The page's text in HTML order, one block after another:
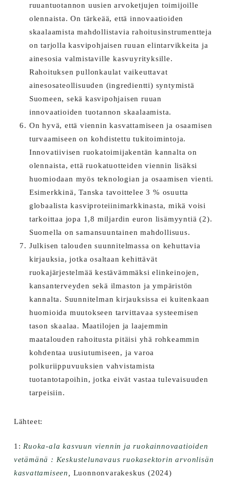
ruuantuotannon uusien arvoketjujen toimijoille
olennaista. On tärkeää, että innovaatioiden
skaalaamista mahdollistavia rahoitusinstrumentteja
on tarjolla kasvipohjaisen ruuan elintarvikkeita ja
ainesosia valmistaville kasvuyrityksille.
Rahoituksen pullonkaulat vaikeuttavat
ainesosateollisuuden (ingredientti) syntymistä
Suomeen, sekä kasvipohjaisen ruuan
innovaatioiden tuotannon skaalaamista.
On hyvä, että viennin kasvattamiseen ja osaamisen
turvaamiseen on kohdistettu tukitoimintoja.
Innovatiivisen ruokatoimijakentän kannalta on
olennaista, että ruokatuotteiden viennin lisäksi
huomiodaan myös teknologian ja osaamisen vienti.
Esimerkkinä, Tanska tavoittelee 3 % osuutta
globaalista kasviproteiinimarkkinasta, mikä voisi
tarkoittaa jopa 1,8 miljardin euron lisämyyntiä (2).
Suomella on samansuuntainen mahdollisuus.
Julkisen talouden suunnitelmassa on kehuttavia
kirjauksia, jotka osaltaan kehittävät
ruokajärjestelmää kestävämmäksi elinkeinojen,
kansanterveyden sekä ilmaston ja ympäristön
kannalta. Suunnitelman kirjauksissa ei kuitenkaan
huomioida muutokseen tarvittavaa systeemisen
tason skaalaa. Maatilojen ja laajemmin
maatalouden rahoitusta pitäisi yhä rohkeammin
kohdentaa uusiutumiseen, ja varoa
polkuriippuvuuksien vahvistamista
tuotantotapoihin, jotka eivät vastaa tulevaisuuden
tarpeisiin.
Lähteet:
1: Ruoka-ala kasvuun viennin ja ruokainnovaatioiden
vetämänä : Keskustelunavaus ruokasektorin arvonlisän
kasvattamiseen
Luonnonvarakeskus (2024)